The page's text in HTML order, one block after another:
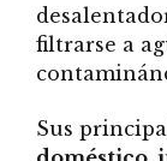
filtrarse a
Sus